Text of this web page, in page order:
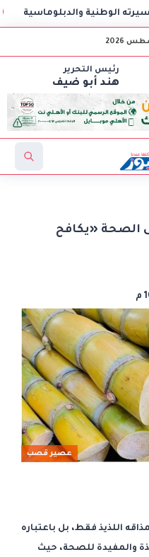
والدبلوماسية
رئيس التحرير
هند أبو ضيف
الصحة «يكافح
عصير قصب
اللذيذ فقط، بل باعتباره
والمفيدة للصحة، حيث